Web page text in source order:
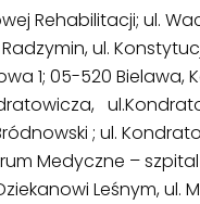
Rehabilitacji; ul.
ul.
1; 05-520 Bielawa,
; ul.
Medyczne –
Leśnym, ul.